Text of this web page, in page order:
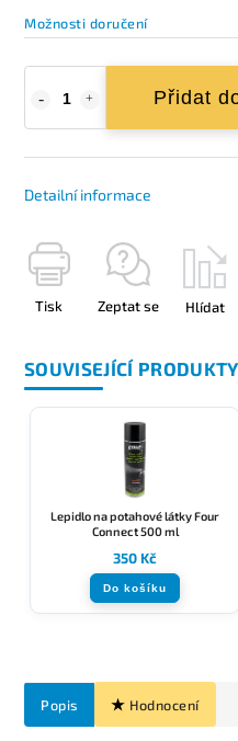
Možnosti doručení
Přidat
Detailní informace
Tisk Zeptat se Hlídat
SOUVISEJÍCÍ PRODUKTY
Lepidlo na potahové látky Four
Connect 500 ml
350 Kč
Do košíku
Popis Hodnocení